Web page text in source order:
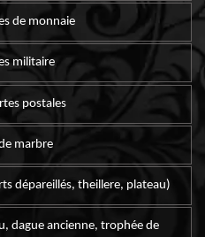
de monnaie
militaire
postales
marbre
dépareillés, theillere, plateau)
dague ancienne, trophée de